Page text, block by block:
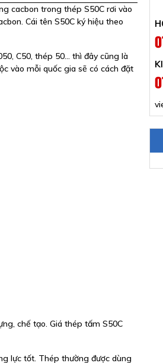
cacbon trong thép S50C rơi vào
Cái tên S50C ký hiệu theo
C50, thép 50… thì đây cũng là
vào mỗi quốc gia sẽ có cách đặt
chế tạo. Giá thép tấm S50C
lực tốt. Thép thường được dùng